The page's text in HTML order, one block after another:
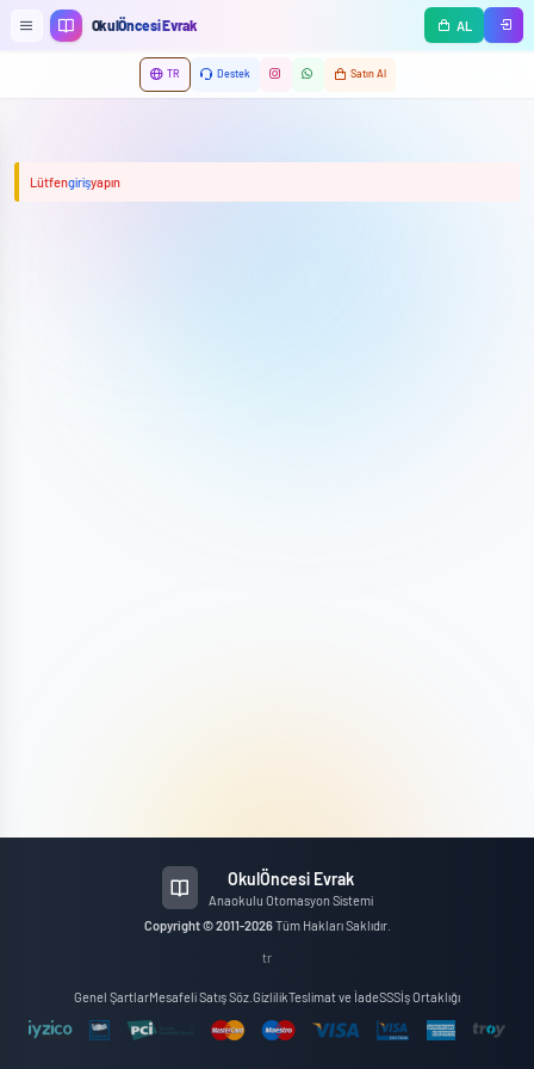
Ana içeriğe geçOkulÖncesi Evrak AL
TR Destek Satın Al
Lütfengirişyapın
OkulÖncesi Evrak
Anaokulu Otomasyon Sistemi
Copyright © 2011-2026Tüm Hakları Saklıdır.
tr
Genel ŞartlarMesafeli Satış Söz. GizlilikTeslimat ve İadeSSSİş Ortaklığı